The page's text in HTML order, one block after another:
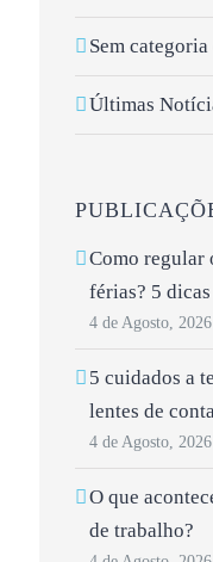
Sem
Últimas
Como regular
férias? 5
4 de Agosto, 2026
5 cuidados a
lentes de
4 de Agosto, 2026
O que
de trabalho?